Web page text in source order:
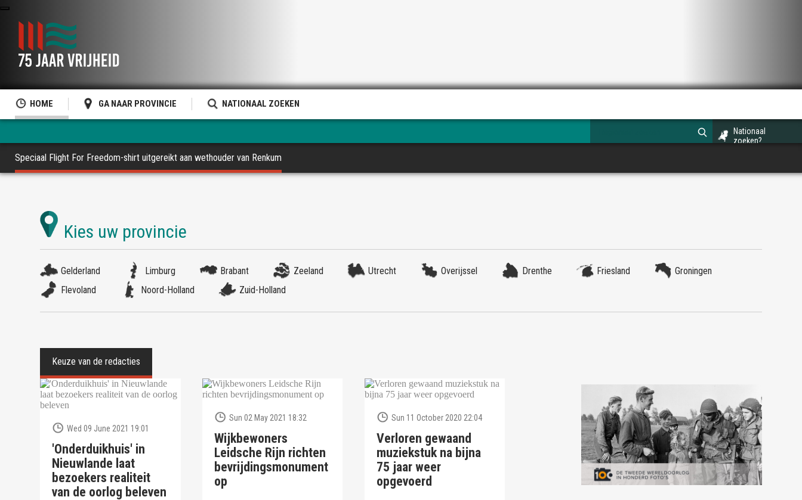
HOME GA NAAR PROVINCIE NATIONAAL ZOEKEN
Nationaal
zoeken?
Speciaal Flight For Freedom-shirt uitgereikt aan wethouder van Renkum
Gelderland Limburg Brabant Zeeland Utrecht Overijssel Drenthe Friesland
Groningen
Flevoland
Noord-Holland Zuid-Holland
Wed 09 June 2021 19:01
'Onderduikhuis' in
Nieuwlande laat
bezoekers realiteit
van de oorlog beleven
Sun 02 May 2021 18:32
Wijkbewoners
Leidsche Rijn richten
bevrijdingsmonument
op
Sun 11 October 2020 22:04
Verloren gewaand
muziekstuk na bijna
75 jaar weer
opgevoerd